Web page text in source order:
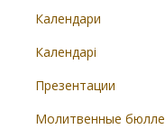
Календари
Календарі
Презентации
Молитвенные